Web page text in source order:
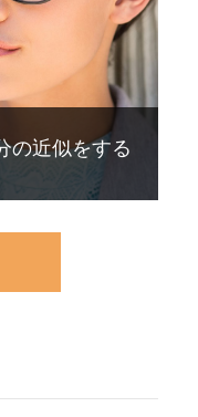
の近似をする